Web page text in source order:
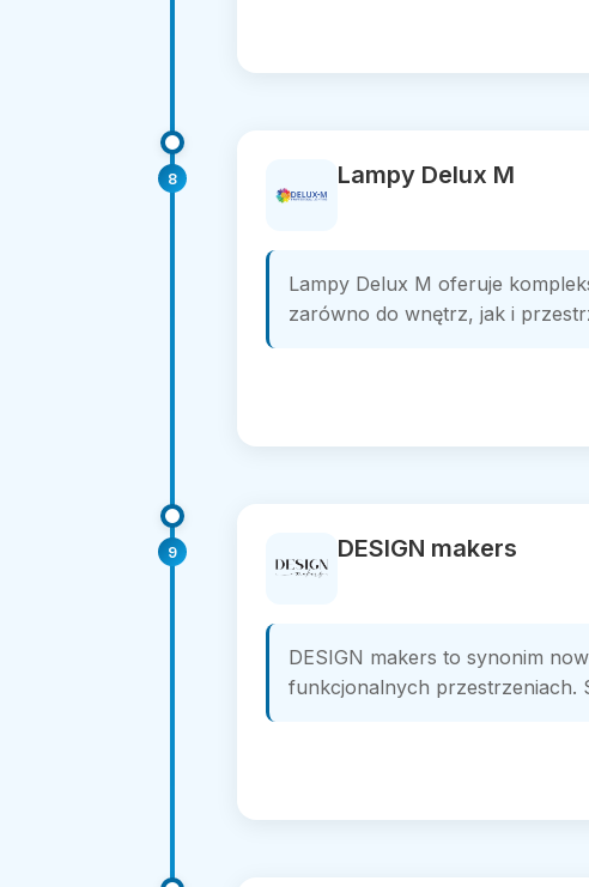
8 Lampy Delux M
Lampy Delux M oferuje
zarówno do wnętrz, jak i
9 DESIGN makers
DESIGN makers to synonim
funkcjonalnych przestrzeniach.